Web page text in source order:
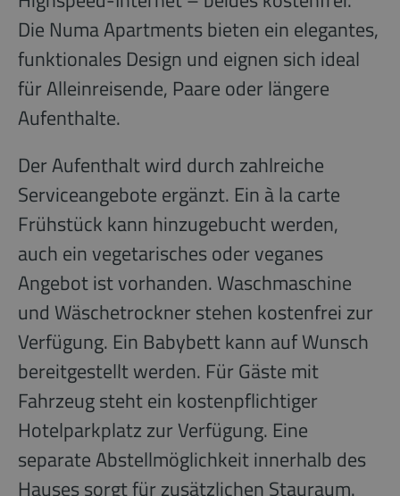
Die Numa Apartments bieten ein elegantes,
funktionales Design und eignen sich ideal
für Alleinreisende, Paare oder längere
Aufenthalte.
Der Aufenthalt wird durch zahlreiche
Serviceangebote ergänzt. Ein à la carte
Frühstück kann hinzugebucht werden,
auch ein vegetarisches oder veganes
Angebot ist vorhanden. Waschmaschine
und Wäschetrockner stehen kostenfrei zur
Verfügung. Ein Babybett kann auf Wunsch
bereitgestellt werden. Für Gäste mit
Fahrzeug steht ein kostenpflichtiger
Hotelparkplatz zur Verfügung. Eine
separate Abstellmöglichkeit innerhalb des
Hauses sorgt für zusätzlichen Stauraum.